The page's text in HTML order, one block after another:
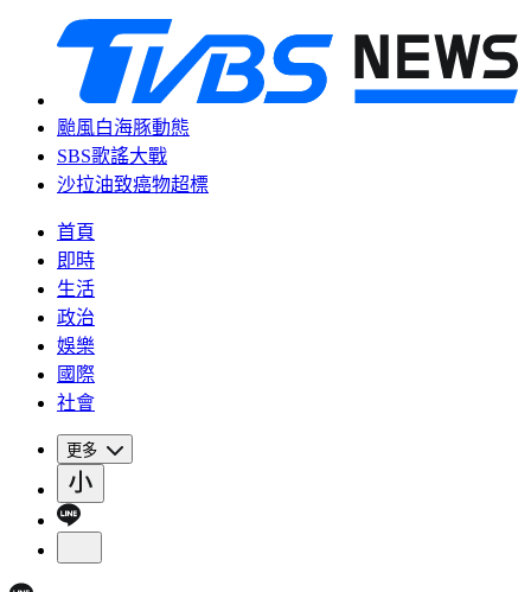
颱風白海豚動態
SBS歌謠大戰
沙拉油致癌物超標
首頁
即時
生活
政治
娛樂
國際
社會
更多